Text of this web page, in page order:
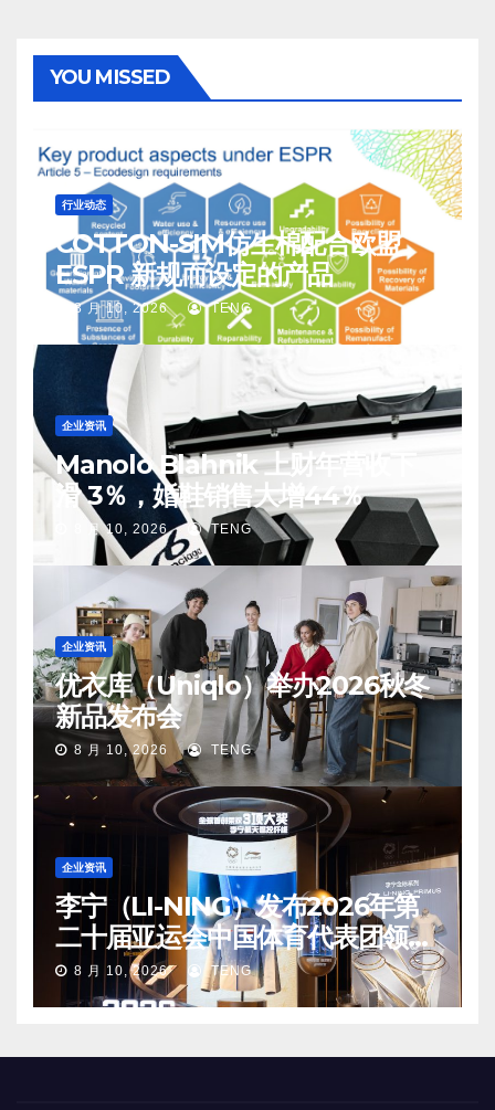
YOU MISSED
行业动态
COTTON-SIM仿生棉配合欧盟
ESPR 新规而设定的产品
8 月 10, 2026 TENG
企业资讯
Manolo Blahnik 上财年营收下
滑 3％，婚鞋销售大增44％
8 月 10, 2026 TENG
企业资讯
优衣库（Uniqlo）举办2026秋冬
新品发布会
8 月 10, 2026 TENG
企业资讯
李宁（LI-NING）发布2026年第
二十届亚运会中国体育代表团领奖
装备
8 月 10, 2026 TENG